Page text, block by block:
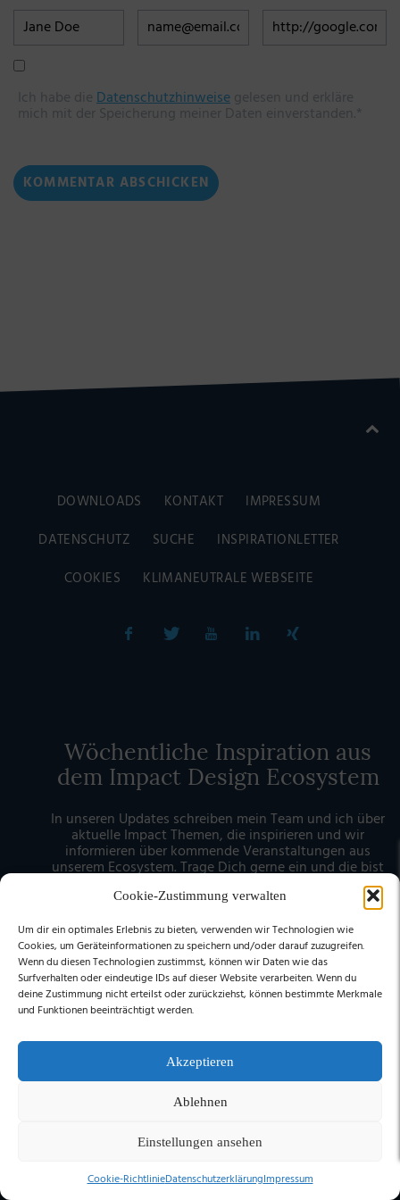
Cookie-Zustimmung verwalten
Um dir ein optimales Erlebnis zu bieten, verwenden wir Technologien wie
Cookies, um Geräteinformationen zu speichern und/oder darauf zuzugreifen.
Wenn du diesen Technologien zustimmst, können wir Daten wie das
Surfverhalten oder eindeutige IDs auf dieser Website verarbeiten. Wenn du
deine Zustimmung nicht erteilst oder zurückziehst, können bestimmte Merkmale
und Funktionen beeinträchtigt werden.
Akzeptieren
Ablehnen
Einstellungen ansehen
Cookie-RichtlinieDatenschutzerklärungImpressum
Ich habe dieDatenschutzhinweisegelesen und erkläre
mich mit der Speicherung meiner Daten einverstanden.*
DOWNLOADS KONTAKT
IMPRESSUM
DATENSCHUTZ
SUCHE
INSPIRATIONLETTER
COOKIES
KLIMANEUTRALE WEBSEITE
Wöchentliche Inspiration aus
dem Impact Design Ecosystem
In unseren Updates schreiben mein Team und ich über
aktuelle Impact Themen, die inspirieren und wir
informieren über kommende Veranstaltungen aus
unserem Ecosystem. Trage Dich gerne ein und die bist
Vorname